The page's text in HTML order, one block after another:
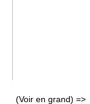
(Voir en grand) =>